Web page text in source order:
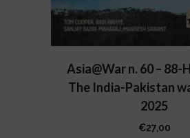
Asia@War n. 60 – 88-
The India-Pakistan
2025
€27,00